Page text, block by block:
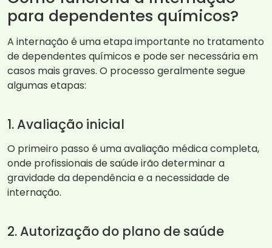
para dependentes químicos?
A internação é uma etapa importante no tratamento
de dependentes químicos e pode ser necessária em
casos mais graves. O processo geralmente segue
algumas etapas:
1. Avaliação inicial
O primeiro passo é uma avaliação médica completa,
onde profissionais de saúde irão determinar a
gravidade da dependência e a necessidade de
internação.
2. Autorização do plano de saúde